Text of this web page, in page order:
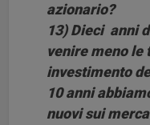
azionario?
13) Dieci anni
venire meno le
investimento
10 anni
nuovi sui